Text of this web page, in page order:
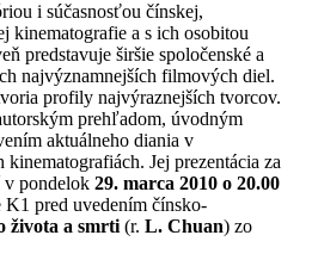
i súčasnosťou čínskej,
kinematografie a s ich osobitou
predstavuje širšie spoločenské a
najvýznamnejších filmových diel.
profily najvýraznejších tvorcov.
prehľadom, úvodným
aktuálneho diania v
Jej prezentácia za
v pondelok 29. marca 2010 o 20.00
K1 pred uvedením čínsko-
života a smrti(r. L. Chuan) zo